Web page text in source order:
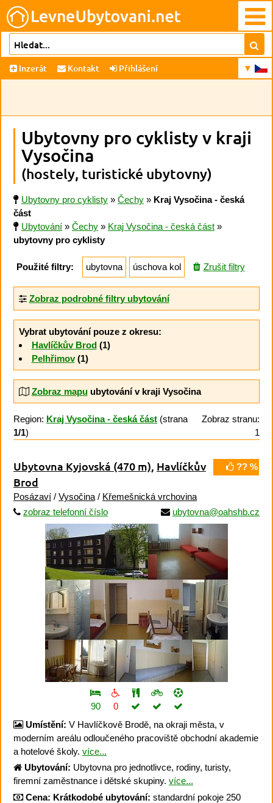
Inzerát Kontakt Přihlášení
Ubytovny pro cyklisty v kraji
Vysočina
(hostely, turistické ubytovny)
Ubytovny pro cyklisty » Čechy » Kraj Vysočina - česká
část
Ubytování » Čechy » Kraj Vysočina - česká část »
ubytovny pro cyklisty
Použité filtry: ubytovna úschova kol Zrušit filtry
Zobraz podrobné filtry ubytování
Vybrat ubytování pouze z okresu:
Havlíčkův Brod(1)
Pelhřimov(1)
Zobraz mapuubytování v kraji Vysočina
Region: Kraj Vysočina - česká část (strana
1/1)
Zobraz stranu:
1
?? %
Ubytovna Kyjovská (470 m), Havlíčkův
Brod
Posázaví / Vysočina / Křemešnická vrchovina
zobraz telefonní číslo
ubytovna@oahshb.cz
90
0
Umístění: V Havlíčkově Brodě, na okraji města, v
moderním areálu odloučeného pracoviště obchodní akademie
a hotelové školy. více...
Ubytování: Ubytovna pro jednotlivce, rodiny, turisty,
firemní zaměstnance i dětské skupiny. více...
Cena: Krátkodobé ubytování: standardní pokoje 250